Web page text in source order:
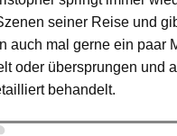
seiner Reise und
auch mal gerne ein paar
oder übersprungen und
behandelt.